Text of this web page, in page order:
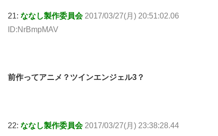
21: ななし製作委員会 2017/03/27(月) 20:51:02.06
ID:NrBmpMAV
前作ってアニメ？ツインエンジェル3？
22: ななし製作委員会 2017/03/27(月) 23:38:28.44